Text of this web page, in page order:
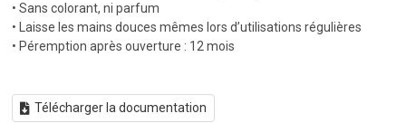
• Sans colorant, ni parfum
• Laisse les mains douces mêmes lors d’utilisations régulières
• Péremption après ouverture : 12 mois
Télécharger la documentation